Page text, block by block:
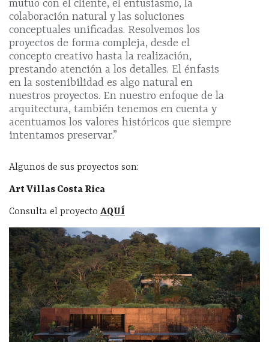
mutuo con el cliente, el entusiasmo, la
colaboración natural y las soluciones
conceptuales unificadas. Resolvemos los
proyectos de forma compleja, desde el
concepto creativo hasta la realización,
prestando atención a los detalles. El énfasis
en la sostenibilidad es algo natural en
nuestros proyectos. En nuestro enfoque de la
arquitectura, también tenemos en cuenta y
acentuamos los valores históricos que siempre
intentamos preservar.”
Algunos de sus proyectos son:
Art Villas Costa Rica
Consulta el proyecto AQUÍ